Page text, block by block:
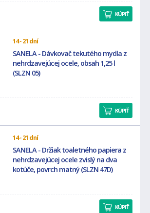
KÚPIŤ
14 - 21 dní
SANELA - Dávkovač tekutého mydla z
nehrdzavejúcej ocele, obsah 1,25 l
(SLZN 05)
KÚPIŤ
14 - 21 dní
SANELA - Držiak toaletného papiera z
nehrdzavejúcej ocele zvislý na dva
kotúče, povrch matný (SLZN 47D)
KÚPIŤ